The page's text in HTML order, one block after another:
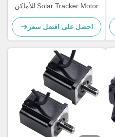
Solar Tracker Motor للأماكن
المغلقة في الهواء الطلق
احصل على افضل سعر